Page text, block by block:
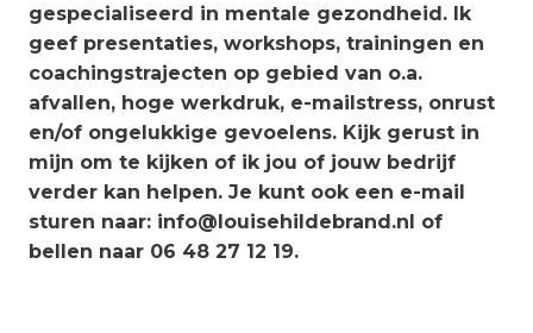
gespecialiseerd in mentale gezondheid. Ik
geef presentaties, workshops, trainingen en
coachingstrajecten op gebied van o.a.
afvallen, hoge werkdruk, e-mailstress, onrust
en/of ongelukkige gevoelens. Kijk gerust in
mijn om te kijken of ik jou of jouw bedrijf
verder kan helpen. Je kunt ook een e-mail
sturen naar: info@louisehildebrand.nl of
bellen naar 06 48 27 12 19.